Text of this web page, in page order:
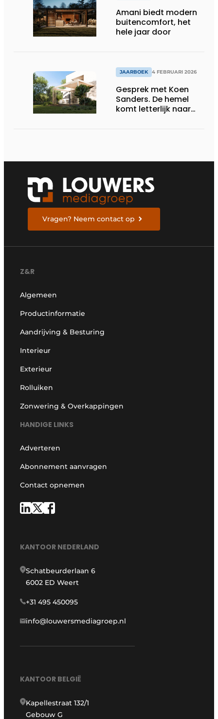
Amani biedt modern
buitencomfort, het
hele jaar door
JAARBOEK 4 FEBRUARI 2026
Gesprek met Koen
Sanders. De hemel
komt letterlijk naar
Vragen? Neem contact op
Z&R
Algemeen
Productinformatie
Aandrijving & Besturing
Interieur
Exterieur
Rolluiken
Zonwering & Overkappingen
HANDIGE LINKS
Adverteren
Abonnement aanvragen
Contact opnemen
KANTOOR NEDERLAND
Schatbeurderlaan 6
6002 ED Weert
+31 495 450095
info@louwersmediagroep.nl
KANTOOR BELGIË
Kapellestraat 132/1
Gebouw G